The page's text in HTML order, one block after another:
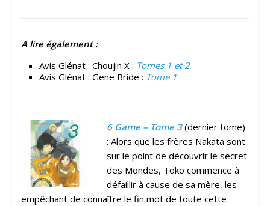
A lire également :
Avis Glénat : Choujin X : Tomes 1 et 2
Avis Glénat : Gene Bride : Tome 1
6 Game – Tome 3(dernier tome)
: Alors que les frères Nakata sont
sur le point de découvrir le secret
des Mondes, Toko commence à
défaillir à cause de sa mère, les
empêchant de connaître le fin mot de toute cette